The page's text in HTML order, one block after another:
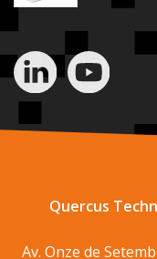
Quercus
Av. Onze de